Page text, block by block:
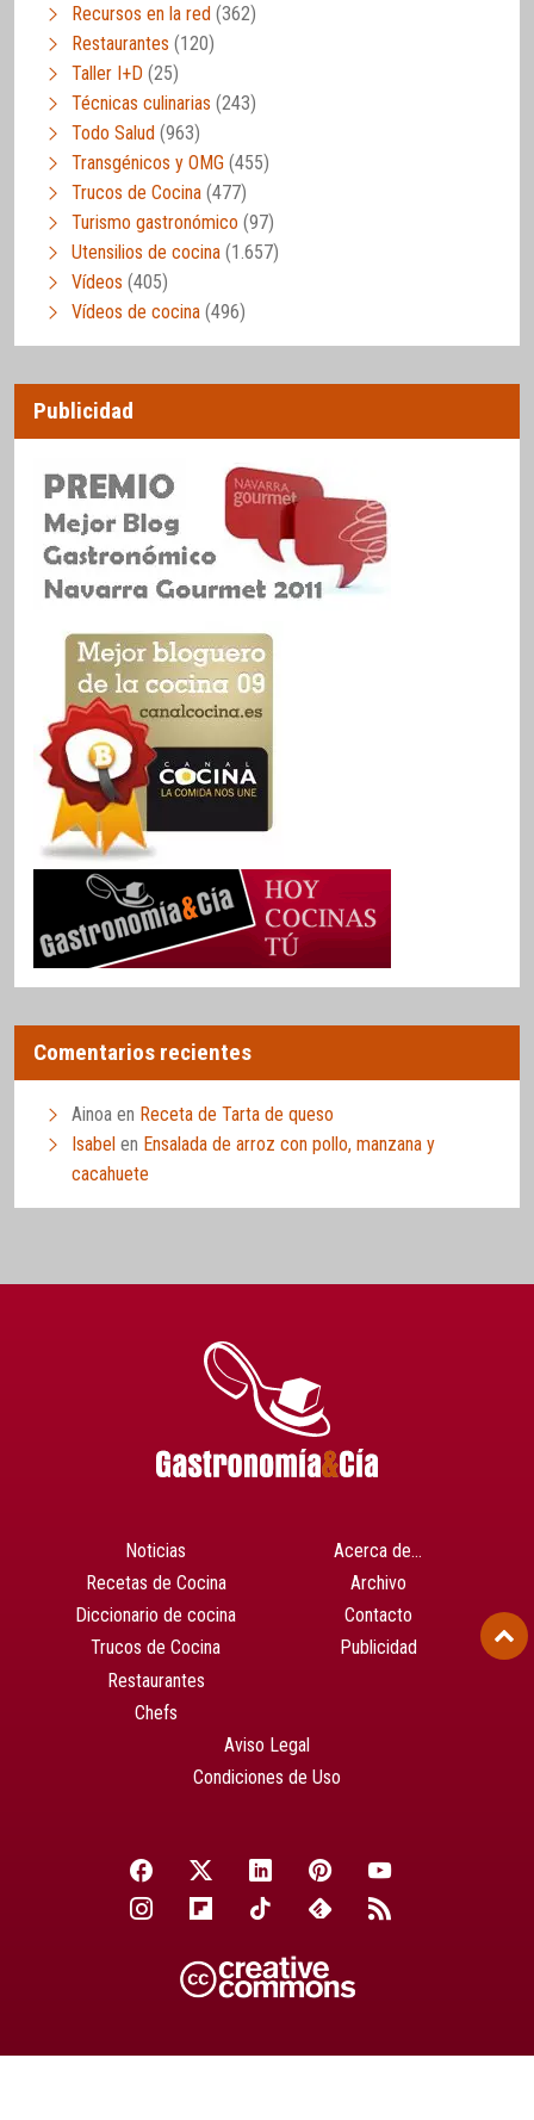
Recursos en la red (362)
Restaurantes (120)
Taller I+D (25)
Técnicas culinarias (243)
Todo Salud (963)
Transgénicos y OMG (455)
Trucos de Cocina (477)
Turismo gastronómico (97)
Utensilios de cocina (1.657)
Vídeos (405)
Vídeos de cocina (496)
Publicidad
Comentarios recientes
Ainoa en Receta de Tarta de queso
Isabel en Ensalada de arroz con pollo, manzana y
cacahuete
Noticias
Recetas de Cocina
Diccionario de cocina
Trucos de Cocina
Restaurantes
Chefs
Acerca de…
Archivo
Contacto
Publicidad
Aviso Legal
Condiciones de Uso